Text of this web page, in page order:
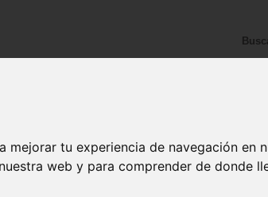
mejorar tu experiencia de navegación
web y para comprender de donde
libro del cuerpo humano